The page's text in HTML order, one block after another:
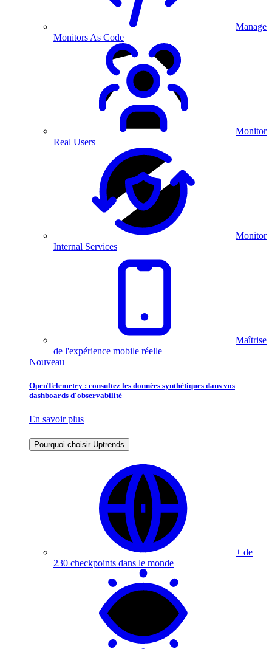
Manage
Monitors As Code
Monitor
Real Users
Monitor
Internal Services
Maîtrise
de l'expérience mobile réelle
Nouveau
OpenTelemetry : consultez les données synthétiques dans vos
dashboards d'observabilité
En savoir plus
Pourquoi choisir Uptrends
+ de
230 checkpoints dans le monde